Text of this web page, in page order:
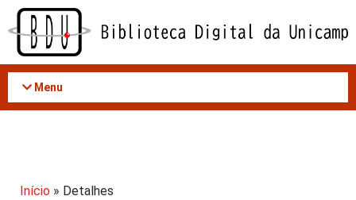
Acessar
conteúdo
Menu
Início » Detalhes